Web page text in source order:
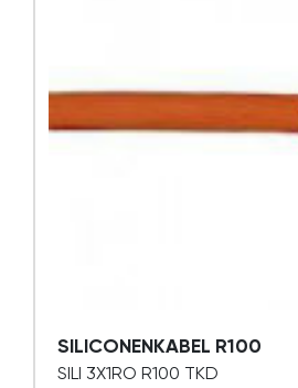
SILICONENKABEL R100
SILI 3X1RO R100 TKD